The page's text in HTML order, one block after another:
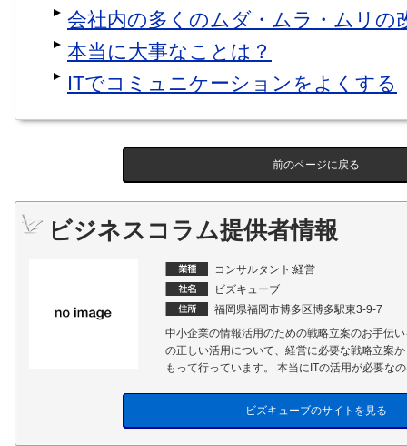
会社内の多くのムダ・ムラ・ムリの
本当に大事なことは？
ITでコミュニケーションをよくする
前のページに戻る
ビジネスコラム提供者情報
コンサルタント:経営
ビズキューブ
福岡県福岡市博多区博多駅東3-9-7
中小企業の情報活用のための戦略立案のお手伝
の正しい活用について、経営に必要な戦略立案
もって行っています。 本当にITの活用が必要な
ビズキューブのサイトを見る